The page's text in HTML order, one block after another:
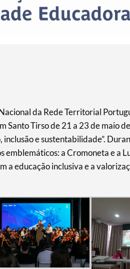
da Rede Territorial
Santo Tirso de 21 a 23 de maio
e sustentabilidade”.
emblemáticos: a Cromoneta e a
a educação inclusiva e a